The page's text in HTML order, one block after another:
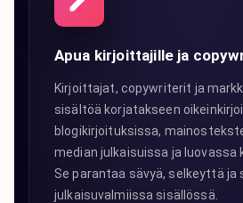
Apua kirjoittajille ja
Kirjoittajat, copywriterit ja
sisältöä korjatakseen
blogikirjoituksissa,
median julkaisuissa ja luovassa
Se parantaa sävyä, selkeyttä ja
julkaisuvalmiissa sisällössä.